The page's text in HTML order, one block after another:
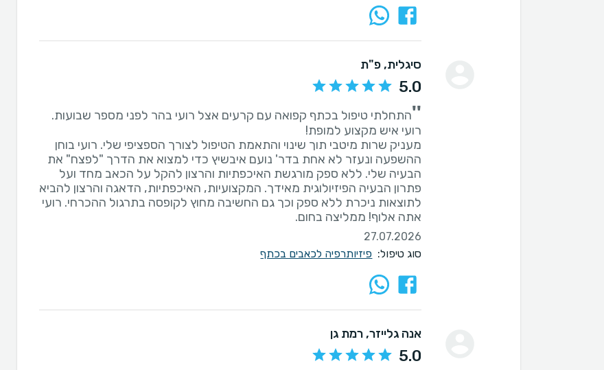
סיגלית, פ"ת
5.0
''
מעניק שרות מיטבי תוך שינוי והתאמת הטיפול לצורך הספציפי שלי. רועי בוחן
ההשפעה ונעזר לא אחת בדר' נועם איבשיץ כדי למצוא את הדרך "לפצח" את
הבעיה שלי. ללא ספק מורגשת האיכפתיות והרצון להקל על הכאב מחד ועל
פתרון הבעיה הפיזיולוגית מאידך. המקצועיות, האיכפתיות, הדאגה והרצון להביא
לתוצאות ניכרת ללא ספק וכך גם החשיבה מחוץ לקופסה בתרגול ההכרחי. רועי
אתה אלוף! ממליצה בחום.
27.07.2026
סוג טיפול: פיזיותרפיה לכאבים בכתף
אנה גלייזר, רמת גן
5.0